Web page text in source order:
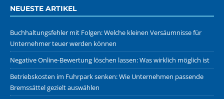
NEUESTE ARTIKEL
Buchhaltungsfehler mit Folgen: Welche kleinen Versäumnisse für
Unternehmer teuer werden können
Negative Online-Bewertung löschen lassen: Was wirklich möglich ist
Betriebskosten im Fuhrpark senken: Wie Unternehmen passende
Bremssättel gezielt auswählen